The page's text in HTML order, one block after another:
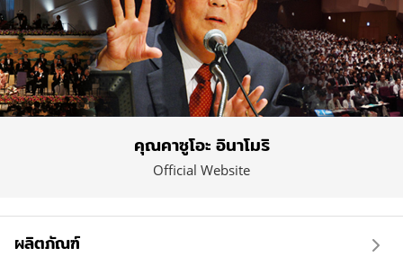
คุณคาซูโอะ อินาโมริ
Official Website
ผลิตภัณฑ์